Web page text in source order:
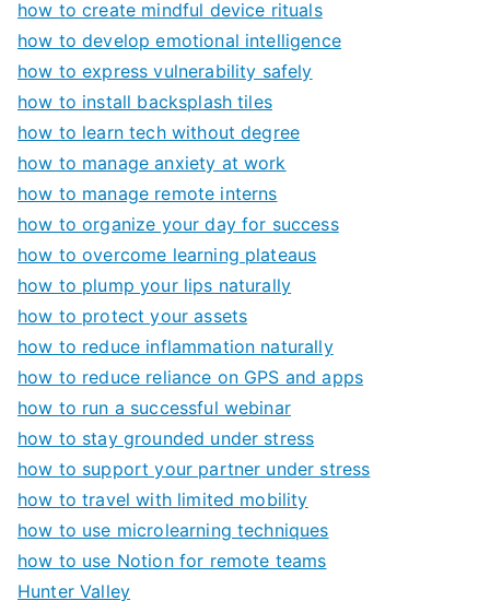
how to create mindful device rituals
how to develop emotional intelligence
how to express vulnerability safely
how to install backsplash tiles
how to learn tech without degree
how to manage anxiety at work
how to manage remote interns
how to organize your day for success
how to overcome learning plateaus
how to plump your lips naturally
how to protect your assets
how to reduce inflammation naturally
how to reduce reliance on GPS and apps
how to run a successful webinar
how to stay grounded under stress
how to support your partner under stress
how to travel with limited mobility
how to use microlearning techniques
how to use Notion for remote teams
Hunter Valley